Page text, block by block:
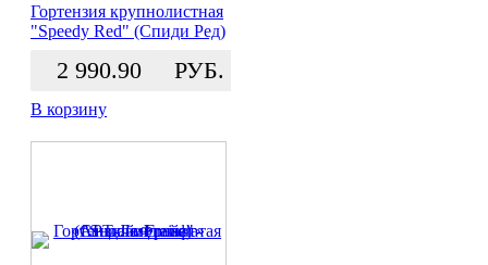
Гортензия крупнолистная
"Speedy Red" (Спиди Ред)
2 990.90 РУБ.
В корзину